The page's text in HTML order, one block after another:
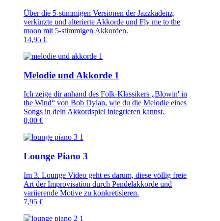
Über die 5-stimmigen Versionen der Jazzkadenz,
verkürzte und alterierte Akkorde und Fly me to the
moon mit 5-stimmigen Akkorden.
14,95 €
Melodie und Akkorde 1
Ich zeige dir anhand des Folk-Klassikers „Blowin' in
the Wind“ von Bob Dylan, wie du die Melodie eines
Songs in dein Akkordspiel integrieren kannst.
0,00 €
Lounge Piano 3
Im 3. Lounge Video geht es darum, diese völlig freie
Art der Improvisation durch Pendelakkorde und
variierende Motive zu konkretisieren.
7,95 €